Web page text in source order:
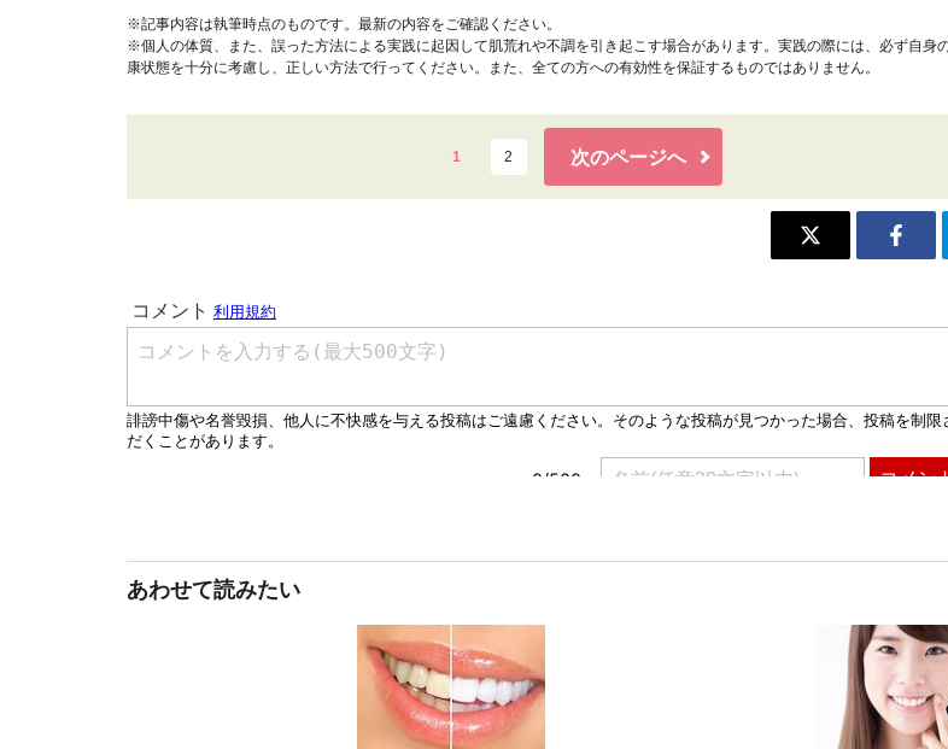
※記事内容は執筆時点のものです。最新の内容をご確認ください。
※個人の体質、また、誤った方法による実践に起因して肌荒れや不調を引き起こす場合があります。実践の際には、必ず自身
康状態を十分に考慮し、正しい方法で行ってください。また、全ての方への有効性を保証するものではありません。
1 2 次のページへ
あわせて読みたい